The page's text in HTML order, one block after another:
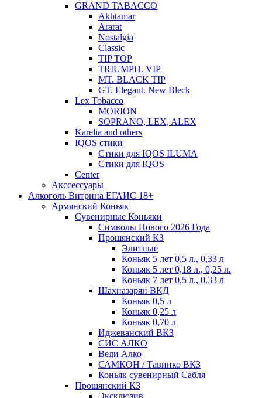
GRAND TABACCO
Akhtamar
Ararat
Nostalgia
Classic
TIP TOP
TRIUMPH. VIP
MT. BLACK TIP
GT. Elegant. New Bleck
Lex Tobacco
MORION
SOPRANO, LEX, ALEX
Karelia and others
IQOS стики
Стики для IQOS ILUMA
Стики для IQOS
Сenter
Акссессуары
Алкоголь Витрина ЕГАИС 18+
Армянский Коньяк
Сувенирные Коньяки
Символы Нового 2026 Года
Прошянский КЗ
Элитные
Коньяк 5 лет 0,5 л., 0,33 л
Коньяк 5 лет 0,18 л., 0,25 л.
Коньяк 7 лет 0,5 л., 0,33 л
Шахназарян ВКД
Коньяк 0,5 л
Коньяк 0,25 л
Коньяк 0,70 л
Иджеванский ВКЗ
СИС АЛКО
Веди Алко
САМКОН / Тавинко ВКЗ
Коньяк сувенирный Сабля
Прошянский КЗ
Эксклюзив